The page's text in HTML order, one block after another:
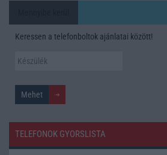
Keressen a telefonboltok ajánlatai között!
TELEFONOK GYORSLISTA